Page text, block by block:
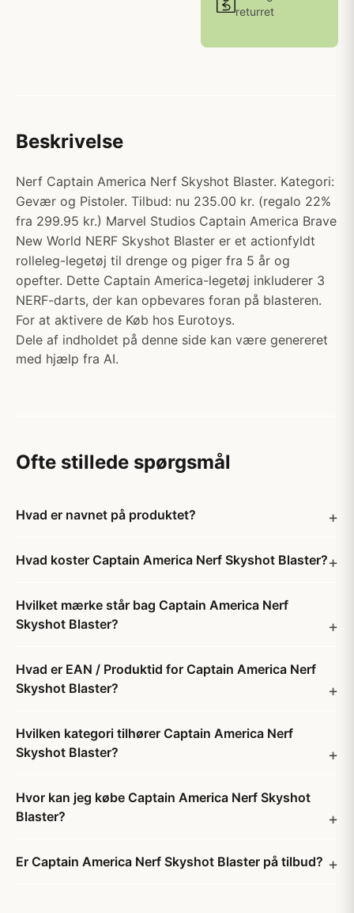
returret
Beskrivelse
Nerf Captain America Nerf Skyshot Blaster. Kategori:
Gevær og Pistoler. Tilbud: nu 235.00 kr. (regalo 22%
fra 299.95 kr.) Marvel Studios Captain America Brave
New World NERF Skyshot Blaster er et actionfyldt
rolleleg-legetøj til drenge og piger fra 5 år og
opefter. Dette Captain America-legetøj inkluderer 3
NERF-darts, der kan opbevares foran på blasteren.
For at aktivere de Køb hos Eurotoys.
Dele af indholdet på denne side kan være genereret
med hjælp fra AI.
Ofte stillede spørgsmål
Hvad er navnet på produktet?
Hvad koster Captain America Nerf Skyshot Blaster?
Hvilket mærke står bag Captain America Nerf
Skyshot Blaster?
Hvad er EAN / Produktid for Captain America Nerf
Skyshot Blaster?
Hvilken kategori tilhører Captain America Nerf
Skyshot Blaster?
Hvor kan jeg købe Captain America Nerf Skyshot
Blaster?
Er Captain America Nerf Skyshot Blaster på tilbud?